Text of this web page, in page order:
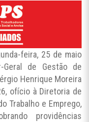
feira, 25 de maio
Geral de Gestão de
Henrique Moreira
ofício à Diretoria de
Trabalho e Emprego,
providências